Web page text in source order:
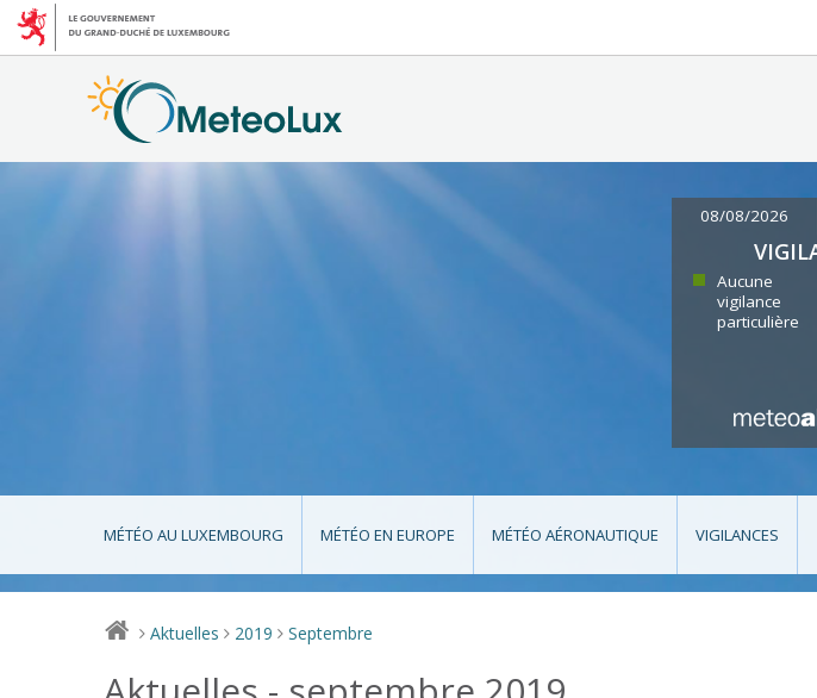
08/08/2026
Aucune
vigilance
particulière
MÉTÉO AU LUXEMBOURG MÉTÉO EN EUROPE MÉTÉO AÉRONAUTIQUE VIGILANCES
> Aktuelles > 2019 > Septembre